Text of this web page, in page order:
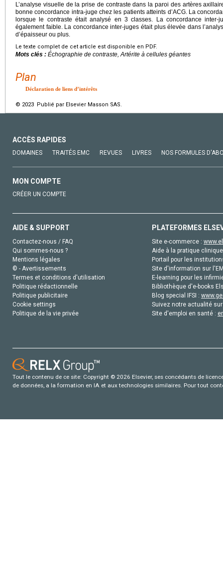
L’analyse visuelle de la prise de contraste dans la paroi des artères
bonne concordance intra-juge chez les patients atteints d’ACG. La
lorsque le contraste était analysé en 3 classes. La concordance inter-
également faible. La concordance inter-juges était plus élevée dans
d’épaisseur ou plus.
Le texte complet de cet article est disponible en PDF.
Mots clés : Échographie de contraste, Artérite à cellules géantes
Plan
Déclaration de liens d’intérêts
© 2023 Publié par Elsevier Masson SAS.
ACCÈS RAPIDES
DOMAINES TRAITÉS EMC REVUES LIVRES NOS FORMULES
MON COMPTE
CRÉER UN COMPTE
AIDE & SUPPORT
Contactez-nous / FAQ
Qui sommes-nous ?
Mentions légales
© - Avertissements
Termes et conditions d'utilisation
Politique rédactionnelle
Politique publicitaire
Cookie settings
Politique de la vie privée
PLATEFORMES
Site e-commerce :
Aide à la pratique
Portail pour les
Site d'information sur
E-learning pour les
Bibliothèque d'e-books
Blog special IFSI :
Suivez notre actualité
Site d'emploi en santé :
Tout le contenu de ce site: Copyright © 2026 Elsevier, ses concédants de
de données, a la formation en IA et aux technologies similaires. Pour tout